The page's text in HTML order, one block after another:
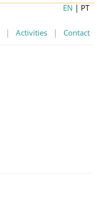
| Activities | Contact
EN | PT